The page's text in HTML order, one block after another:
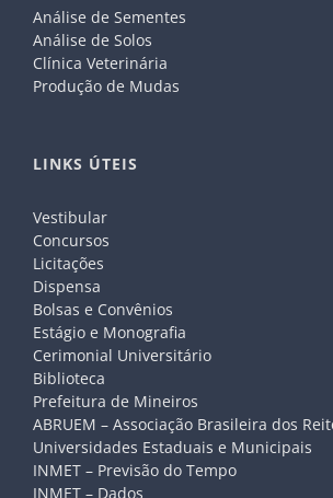
Análise de Sementes
Análise de Solos
Clínica Veterinária
Produção de Mudas
LINKS ÚTEIS
Vestibular
Concursos
Licitações
Dispensa
Bolsas e Convênios
Estágio e Monografia
Cerimonial Universitário
Biblioteca
Prefeitura de Mineiros
ABRUEM – Associação Brasileira dos
Universidades Estaduais e Municipais
INMET – Previsão do Tempo
INMET – Dados